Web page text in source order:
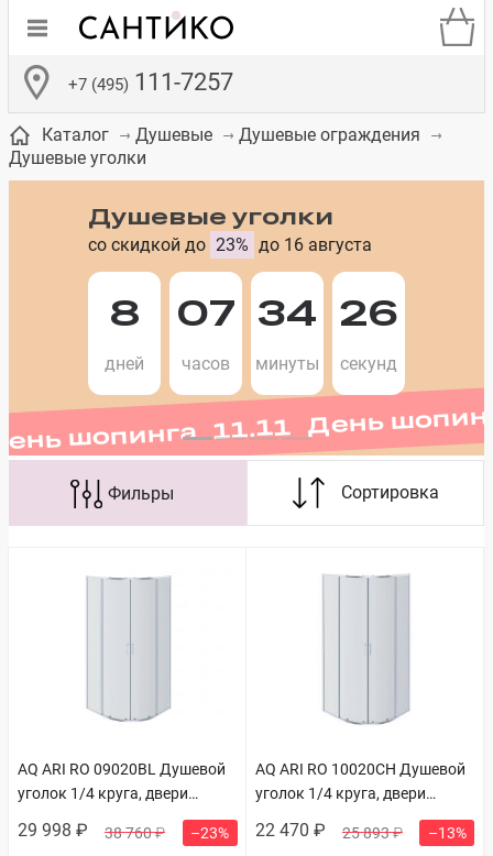
+7 (495) 111-7257
Бачки для
унитазов
Сиденья для
унитазов
Смесители для
встраиваемых
систем
Зеркало-шкаф
Полки в ванную
комнату
Комоды в
ванную комнату
Каталог Душевые
Душевые ограждения
Душевые уголки
шопинга 11.11 День
Душевые уголки
со скидкой до 23% до 16 августа
8
дней
07
часов
34
минуты
25
секунд
AQ ARI RO 09020BL Душевой
уголок 1/4 круга, двери
раздвижные 900x900x2000,
профиль черный, стекло
29 998 ₽ 38 760 ₽ –23%
AQ ARI RO 10020CH Душевой
уголок 1/4 круга, двери
1000x1000x2000, профиль
22 470 ₽ 25 893 ₽ –13%